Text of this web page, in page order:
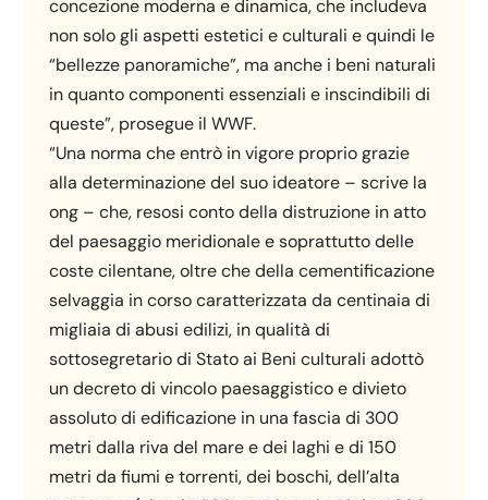
concezione moderna e dinamica, che includeva
non solo gli aspetti estetici e culturali e quindi le
“bellezze panoramiche”, ma anche i beni naturali
in quanto componenti essenziali e inscindibili di
queste”, prosegue il WWF.
“Una norma che entrò in vigore proprio grazie
alla determinazione del suo ideatore – scrive la
ong – che, resosi conto della distruzione in atto
del paesaggio meridionale e soprattutto delle
coste cilentane, oltre che della cementificazione
selvaggia in corso caratterizzata da centinaia di
migliaia di abusi edilizi, in qualità di
sottosegretario di Stato ai Beni culturali adottò
un decreto di vincolo paesaggistico e divieto
assoluto di edificazione in una fascia di 300
metri dalla riva del mare e dei laghi e di 150
metri da fiumi e torrenti, dei boschi, dell’alta